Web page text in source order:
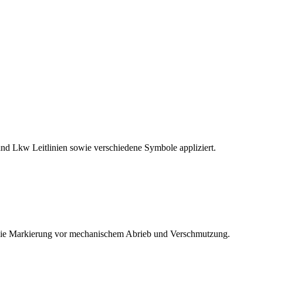
Lkw Leitlinien sowie verschiedene Symbole appliziert.
Markierung vor mechanischem Abrieb und Verschmutzung.